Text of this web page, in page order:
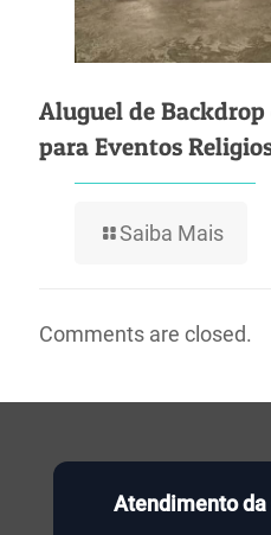
Aluguel de
para Eventos
Saiba Mais
Comments are closed.
Atendimento da